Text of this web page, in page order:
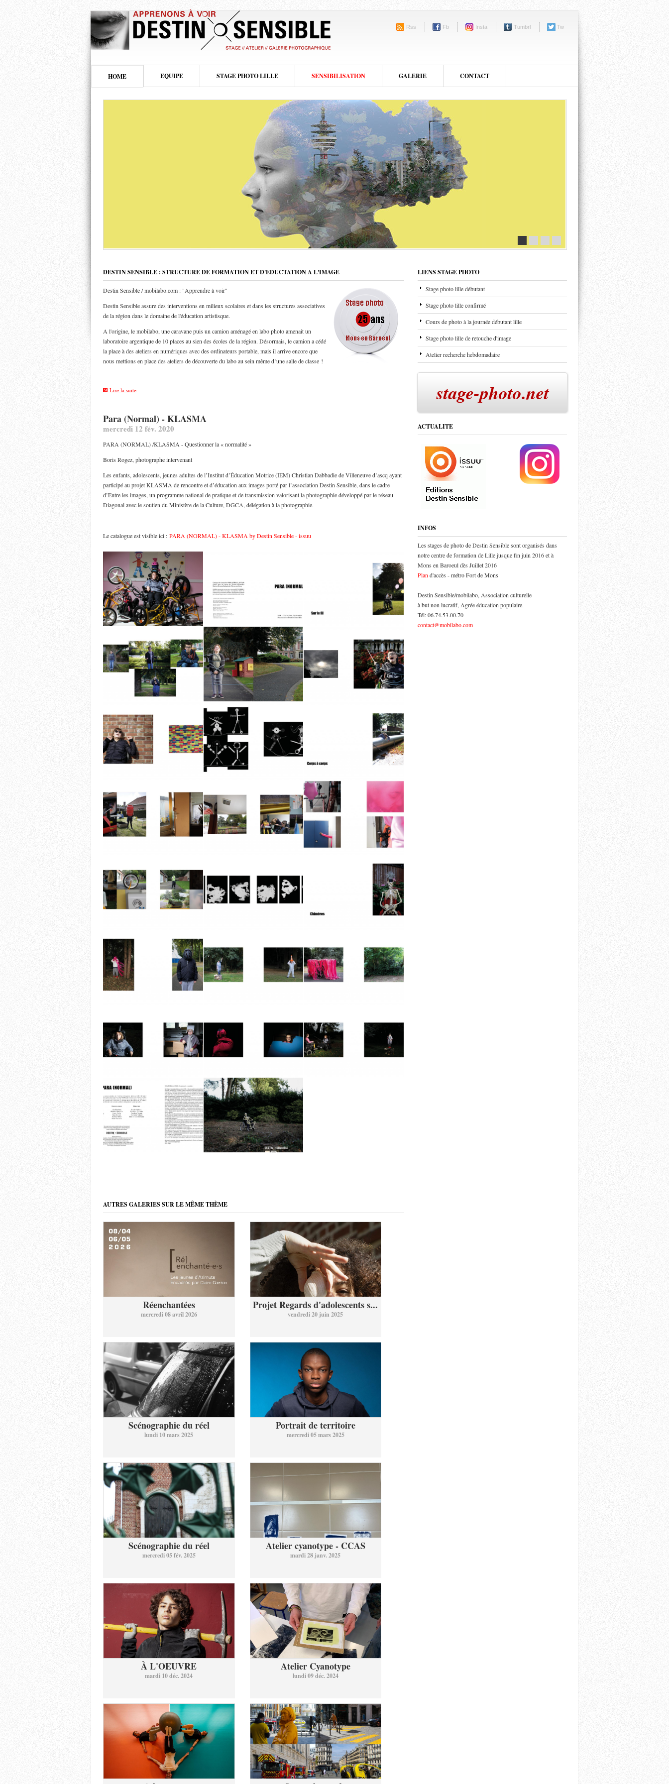
Rss Fb Insta Tumbrl Tw
HOME EQUIPE STAGE PHOTO LILLE SENSIBILISATION GALERIE CONTACT
DESTIN SENSIBLE : STRUCTURE DE FORMATION ET D'EDUCTATION A L'IMAGE
Destin Sensible / mobilabo.com : "Apprendre à voir"
Destin Sensible assure des interventions en milieux scolaires et dans les structures associatives
de la région dans le domaine de l'éducation artistisque.
A l'origine, le mobilabo, une caravane puis un camion aménagé en labo photo amenait un
laboratoire argentique de 10 places au sien des écoles de la région. Désormais, le camion a cédé
la place à des ateliers en numériques avec des ordinateurs portable, mais il arrive encore que
nous mettions en place des ateliers de découverte du labo au sein même d’une salle de classe !
Lire la suite
Para (Normal) - KLASMA
mercredi 12 fév. 2020
PARA (NORMAL) /KLASMA - Questionner la « normalité »
Boris Rogez, photographe intervenant
Les enfants, adolescents, jeunes adultes de l’Institut d’Éducation Motrice (IEM) Christian Dabbadie de Villeneuve d’ascq ayant
participé au projet KLASMA de rencontre et d’éducation aux images porté par l’association Destin Sensible, dans le cadre
d’Entre les images, un programme national de pratique et de transmission valorisant la photographie développé par le réseau
Diagonal avec le soutien du Ministère de la Culture, DGCA, délégation à la photographie.
Le catalogue est visible ici : PARA (NORMAL) - KLASMA by Destin Sensible - issuu
AUTRES GALERIES SUR LE MÊME THÈME
Réenchantées
mercredi 08 avril 2026
Projet Regards d'adolescents s...
vendredi 20 juin 2025
Scénographie du réel
lundi 10 mars 2025
Portrait de territoire
mercredi 05 mars 2025
Scénographie du réel
mercredi 05 fév. 2025
Atelier cyanotype - CCAS
mardi 28 janv. 2025
À L'OEUVRE
mardi 10 déc. 2024
Atelier Cyanotype
lundi 09 déc. 2024
LIENS STAGE PHOTO
Stage photo lille débutant
Stage photo lille confirmé
Cours de photo à la journée débutant lille
Stage photo lille de retouche d'image
Atelier recherche hebdomadaire
stage-photo.net
ACTUALITE
INFOS
Les stages de photo de Destin Sensible sont organisés dans
notre centre de formation de Lille jusque fin juin 2016 et à
Mons en Baroeul dès Juillet 2016
Plan d'accès - métro Fort de Mons
Destin Sensible/mobilabo, Association culturelle
à but non lucratif, Agrée éducation populaire.
Tél: 06.74.53.00.70
contact@mobilabo.com